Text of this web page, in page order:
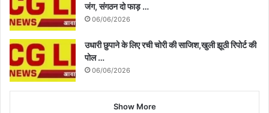
जंग, संगठन दो फाड़ …
06/06/2026
उधारी छुपाने के लिए रची चोरी की साजिश,खुली झूठी रिपोर्ट की
पोल …
06/06/2026
Show More